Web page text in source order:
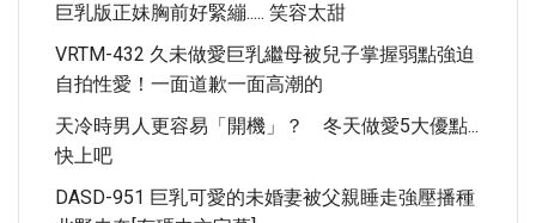
巨乳版正妹胸前好緊繃..... 笑容太甜
VRTM-432 久未做愛巨乳繼母被兒子掌握弱點強迫
自拍性愛！一面道歉一面高潮的
天冷時男人更容易「開機」？ 冬天做愛5大優點...
快上吧
DASD-951 巨乳可愛的未婚妻被父親睡走強壓播種